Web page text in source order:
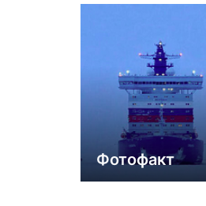
Фотофакт